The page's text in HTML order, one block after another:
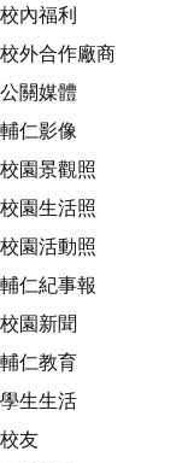
校內福利
校外合作廠商
公關媒體
輔仁影像
校園景觀照
校園生活照
校園活動照
輔仁紀事報
校園新聞
輔仁教育
學生生活
校友